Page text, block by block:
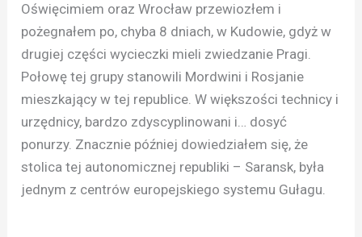
Oświęcimiem oraz Wrocław przewiozłem i
pożegnałem po, chyba 8 dniach, w Kudowie, gdyż w
drugiej części wycieczki mieli zwiedzanie Pragi.
Połowę tej grupy stanowili Mordwini i Rosjanie
mieszkający w tej republice. W większości technicy i
urzędnicy, bardzo zdyscyplinowani i… dosyć
ponurzy. Znacznie później dowiedziałem się, że
stolica tej autonomicznej republiki – Saransk, była
jednym z centrów europejskiego systemu Gułagu.